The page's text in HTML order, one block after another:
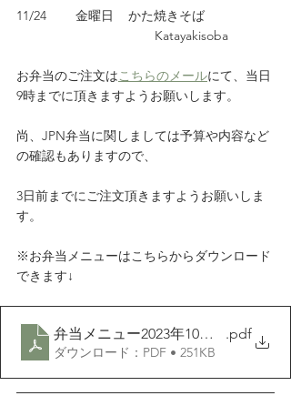
11/24        金曜日    かた焼きそば
			        Katayakisoba
お弁当のご注文はこちらのメールにて、当日
9時までに頂きますようお願いします。
尚、JPN弁当に関しましては予算や内容など
の確認もありますので、
3日前までにご注文頂きますようお願いしま
す。
※お弁当メニューはこちらからダウンロード
できます↓
弁当メニュー2023年10月1日改訂版
.pdf
ダウンロード：PDF • 251KB